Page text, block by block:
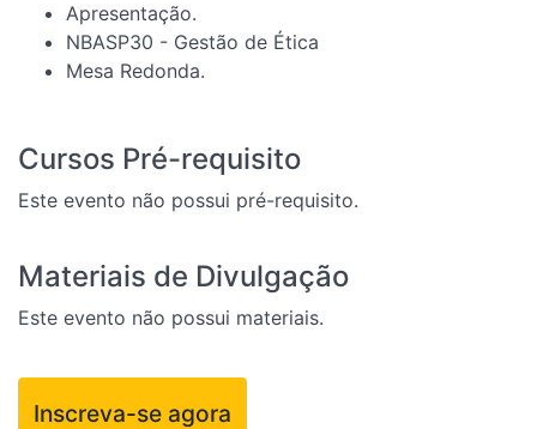
Apresentação.
NBASP30 - Gestão de Ética
Mesa Redonda.
Cursos Pré-requisito
Este evento não possui pré-requisito.
Materiais de Divulgação
Este evento não possui materiais.
Inscreva-se agora